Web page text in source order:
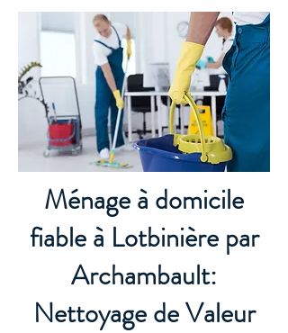
Ménage à domicile
fiable à Lotbinière par
Archambault:
Nettoyage de Valeur